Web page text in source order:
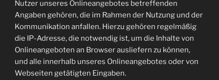
Nutzer unseres Onlineangebotes betreffenden
Angaben gehören, die im Rahmen der Nutzung und der
Kommunikation anfallen. Hierzu gehören regelmäßig
die IP-Adresse, die notwendig ist, um die Inhalte von
Onlineangeboten an Browser ausliefern zu können,
und alle innerhalb unseres Onlineangebotes oder von
Webseiten getätigten Eingaben.